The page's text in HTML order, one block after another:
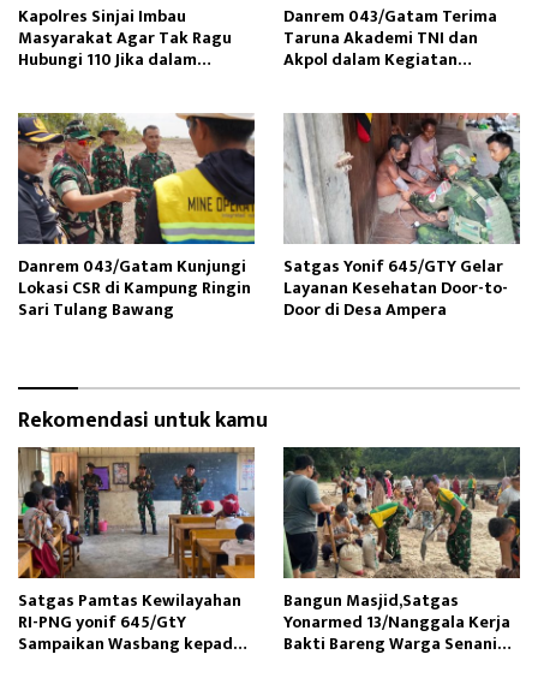
Kapolres Sinjai Imbau
Masyarakat Agar Tak Ragu
Hubungi 110 Jika dalam
Danrem 043/Gatam Terima
Taruna Akademi TNI dan
Akpol dalam Kegiatan
Danrem 043/Gatam Kunjungi
Lokasi CSR di Kampung Ringin
Sari Tulang Bawang
Satgas Yonif 645/GTY Gelar
Layanan Kesehatan Door-to-
Door di Desa Ampera
Rekomendasi untuk kamu
Satgas Pamtas Kewilayahan
RI-PNG yonif 645/GtY
Sampaikan Wasbang kepada
Bangun Masjid,Satgas
Yonarmed 13/Nanggala Kerja
Bakti Bareng Warga Senaning